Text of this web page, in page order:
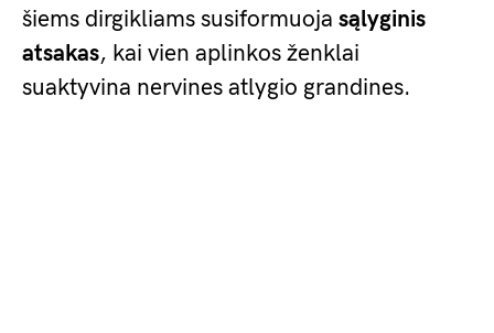
šiems dirgikliams susiformuoja sąlyginis
atsakas, kai vien aplinkos ženklai
suaktyvina nervines atlygio grandines.